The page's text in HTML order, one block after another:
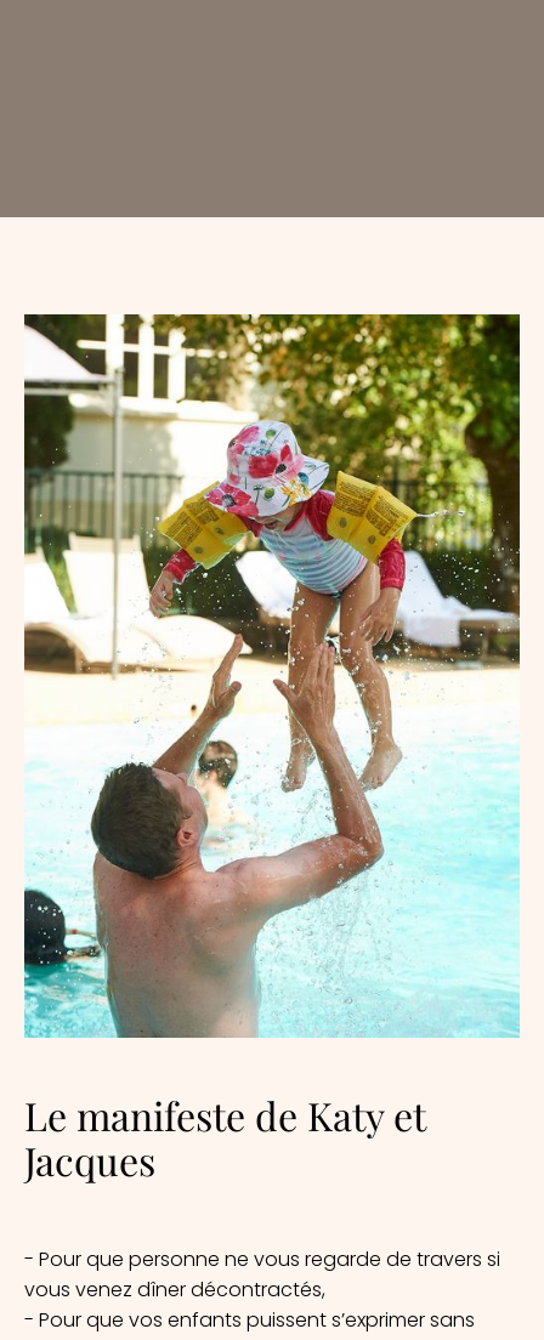
Le manifeste de Katy et
Jacques
- Pour que personne ne vous regarde de travers si
vous venez dîner décontractés,
- Pour que vos enfants puissent s’exprimer sans